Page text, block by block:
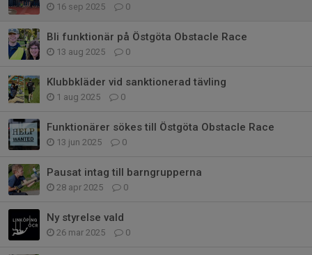
16 sep 2025 0
Bli funktionär på Östgöta Obstacle Race
13 aug 2025 0
Klubbkläder vid sanktionerad tävling
1 aug 2025 0
Funktionärer sökes till Östgöta Obstacle Race
13 jun 2025 0
Pausat intag till barngrupperna
28 apr 2025 0
Ny styrelse vald
26 mar 2025 0